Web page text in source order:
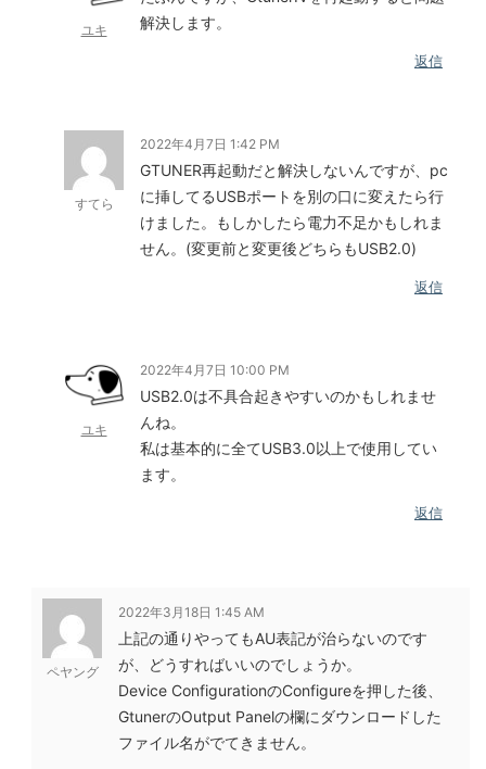
ユキ
解決します。
返信
すてら
2022年4月7日 1:42 PM
GTUNER再起動だと解決しないんですが、pc
に挿してるUSBポートを別の口に変えたら行
けました。もしかしたら電力不足かもしれま
せん。(変更前と変更後どちらもUSB2.0)
返信
ユキ
2022年4月7日 10:00 PM
USB2.0は不具合起きやすいのかもしれませ
んね。
私は基本的に全てUSB3.0以上で使用してい
ます。
返信
ペヤング
2022年3月18日 1:45 AM
上記の通りやってもAU表記が治らないのです
が、どうすればいいのでしょうか。
Device ConfigurationのConfigureを押した後、
GtunerのOutput Panelの欄にダウンロードした
ファイル名がでてきません。